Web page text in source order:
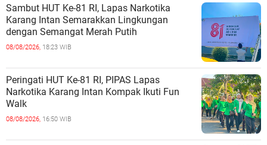
Sambut HUT Ke-81 RI, Lapas Narkotika
Karang Intan Semarakkan Lingkungan
dengan Semangat Merah Putih
08/08/2026, 18:23 WIB
Peringati HUT Ke-81 RI, PIPAS Lapas
Narkotika Karang Intan Kompak Ikuti Fun
Walk
08/08/2026, 16:50 WIB